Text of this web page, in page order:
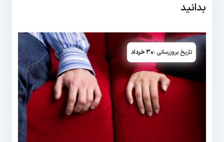
بدانید
تاریخ بروزرسانی :۳۰ خرداد